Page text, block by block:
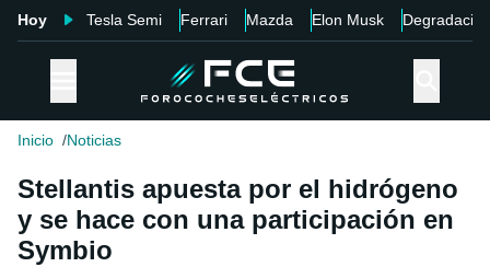
Hoy Tesla Semi Ferrari Mazda Elon Musk Degradación
Inicio Noticias
Stellantis apuesta por el hidrógeno
y se hace con una participación en
Symbio